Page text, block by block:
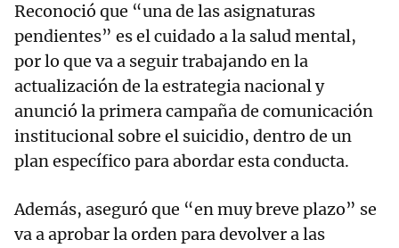
Reconoció que “una de las asignaturas
pendientes” es el cuidado a la salud mental,
por lo que va a seguir trabajando en la
actualización de la estrategia nacional y
anunció la primera campaña de comunicación
institucional sobre el suicidio, dentro de un
plan específico para abordar esta conducta.
Además, aseguró que “en muy breve plazo” se
va a aprobar la orden para devolver a las